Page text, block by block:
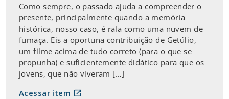
Como sempre, o passado ajuda a compreender o
presente, principalmente quando a memória
histórica, nosso caso, é rala como uma nuvem de
fumaça. Eis a oportuna contribuição de Getúlio,
um filme acima de tudo correto (para o que se
propunha) e suficientemente didático para que os
jovens, que não viveram […]
Acessar item open_in_new